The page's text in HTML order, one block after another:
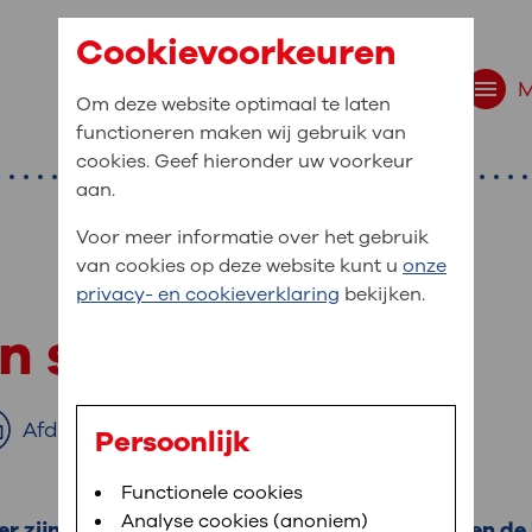
website navigatie
bent u naar op
Bloedafname,MijnOLVG,Digitalisering
medische gegevens
In MijnOLVG kunt u uw medische
het u uitkomt. OLVG breidt MijnOLVG
spataderen
Afdrukken
Cookievoorkeuren
Om deze website optimaal te laten
functioneren maken wij gebruik van
cookies. Geef hieronder uw voorkeur
aan.
Voor meer informatie over het gebruik
van cookies op deze website kunt u onze
privacy- en cookieverklaring bekijken.
Persoonlijk
Functionele cookies
Analyse cookies (anoniem)